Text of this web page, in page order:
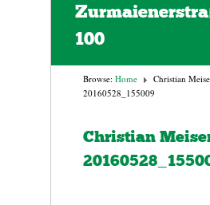
100
Browse: Home
Christian
20160528_155009
Christian